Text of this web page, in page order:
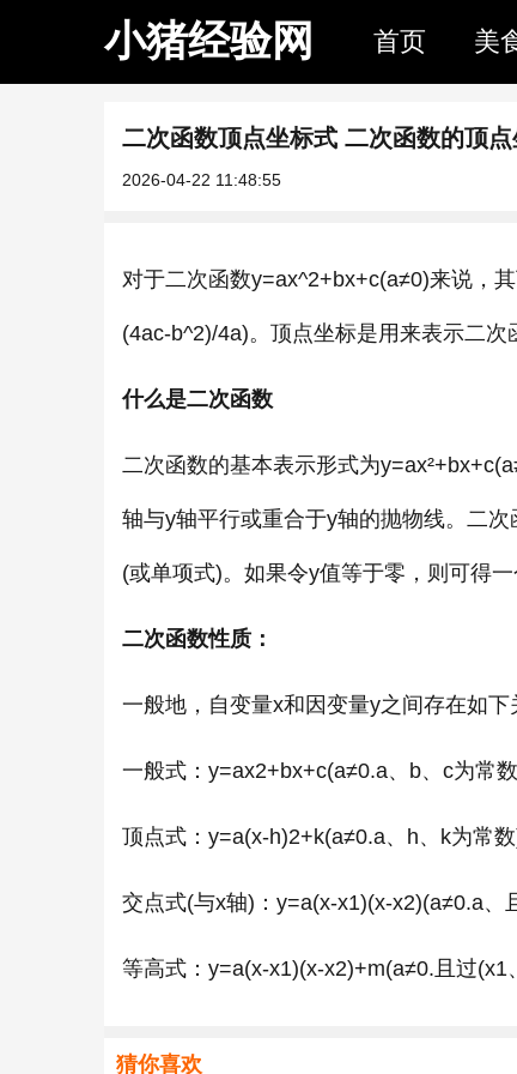
小猪经验网 首页 美
二次函数顶点坐标式 二次函数的顶
2026-04-22 11:48:55
对于二次函数y=ax^2+bx+c(a≠0)来说，
(4ac-b^2)/4a)。顶点坐标是用来表示二次
什么是二次函数
二次函数的基本表示形式为
轴与y轴平行或重合于y轴的抛物线。二
(或单项式)。如果令y值等于零，则可得
二次函数性质：
一般地，自变量x和因变量y之间存在如下
一般式：y=ax2+bx+c(a≠0.a、b、c为常
顶点式：y=a(x-h)2+k(a≠0.a、h、k为常数)
交点式(与x轴)：y=a(x-x1)(x-x2)(a≠0.a、
等高式：y=a(x-x1)(x-x2)+m(a≠0.且过(x1
猜你喜欢